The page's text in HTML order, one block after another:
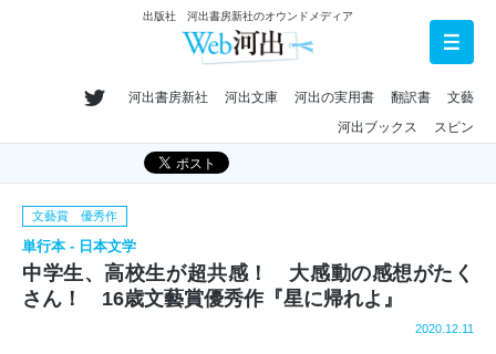
出版社 河出書房新社のオウンドメディア
河出書房新社 河出文庫 河出の実用書 翻訳書
文藝
河出ブックス
スピン
文藝賞 優秀作
単行本 - 日本文学
中学生、高校生が超共感！ 大感動の感想がたく
さん！ 16歳文藝賞優秀作『星に帰れよ』
2020.12.11